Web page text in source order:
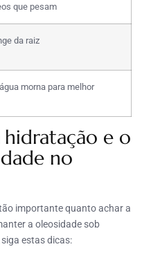
que pesam
da raiz
morna para melhor
e o
no
importante quanto achar a
a oleosidade sob
estas dicas: